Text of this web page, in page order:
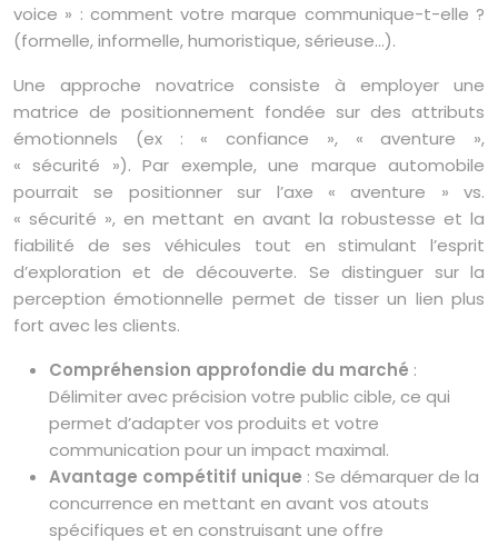
voice » : comment votre marque communique-t-elle ?
(formelle, informelle, humoristique, sérieuse…).
Une approche novatrice consiste à employer une
matrice de positionnement fondée sur des attributs
émotionnels (ex : « confiance », « aventure »,
« sécurité »). Par exemple, une marque automobile
pourrait se positionner sur l’axe « aventure » vs.
« sécurité », en mettant en avant la robustesse et la
fiabilité de ses véhicules tout en stimulant l’esprit
d’exploration et de découverte. Se distinguer sur la
perception émotionnelle permet de tisser un lien plus
fort avec les clients.
Compréhension approfondie du marché :
Délimiter avec précision votre public cible, ce qui
permet d’adapter vos produits et votre
communication pour un impact maximal.
Avantage compétitif unique : Se démarquer de la
concurrence en mettant en avant vos atouts
spécifiques et en construisant une offre